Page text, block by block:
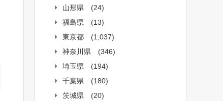
山形県
(24)
福島県
(13)
東京都
(1,037)
神奈川県
(346)
埼玉県
(194)
千葉県
(180)
茨城県
(20)